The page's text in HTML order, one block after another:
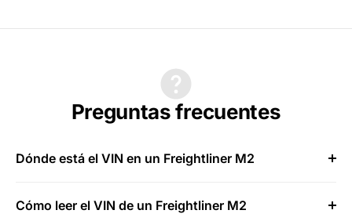
Preguntas frecuentes
Dónde está el VIN en un Freightliner M2
Cómo leer el VIN de un Freightliner M2